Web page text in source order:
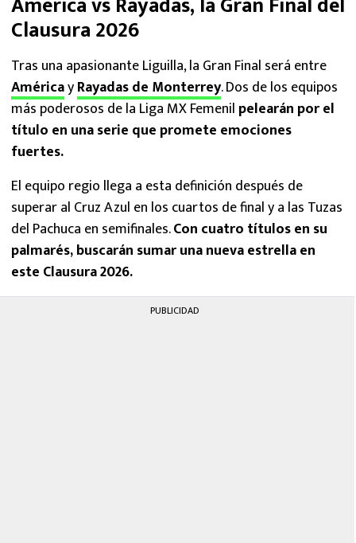
Clausura 2026
Tras una apasionante Liguilla, la Gran Final será entre
AméricayRayadas de Monterrey. Dos de los equipos
más poderosos de la Liga MX Femenil pelearán por el
título en una serie que promete emociones
fuertes.
El equipo regio llega a esta definición después de
superar al Cruz Azul en los cuartos de final y a las Tuzas
del Pachuca en semifinales.Con cuatro títulos en su
palmarés, buscarán sumar una nueva estrella en
este Clausura 2026.
PUBLICIDAD